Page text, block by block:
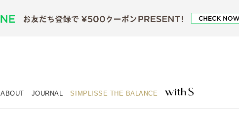
ABOUT JOURNAL SIMPLISSE THE BALANCE